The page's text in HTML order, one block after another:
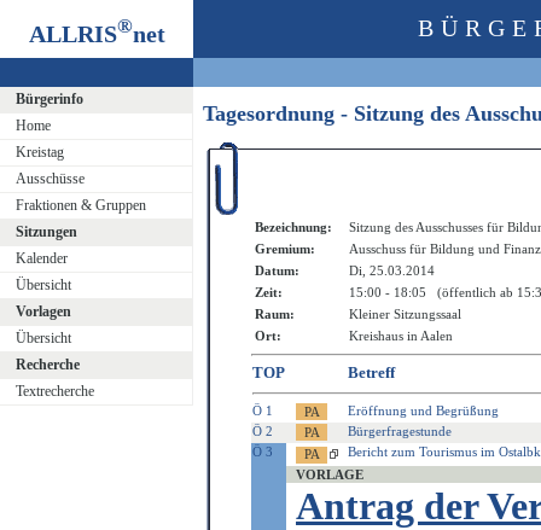
ALLRIS®net
Bürgerinfo
Home
Kreistag
Ausschüsse
Fraktionen & Gruppen
Sitzungen
Kalender
Übersicht
Vorlagen
Übersicht
Recherche
Textrecherche
Tagesordnung - Sitzung des
Bezeichnung:
Sitzung des Ausschusses für
Gremium:
Ausschuss für Bildung und
Datum:
Di, 25.03.2014
Zeit:
15:00 - 18:05 (öffentlich ab
Raum:
Kleiner Sitzungssaal
Ort:
Kreishaus in Aalen
TOP Betreff
Ö 1
Eröffnung und Begrüßung
Ö 2
Bürgerfragestunde
Ö 3
Bericht zum Tourismus im
VORLAGE
Antrag der